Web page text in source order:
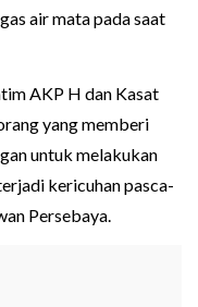
air mata pada saat
AKP H dan Kasat
yang memberi
untuk melakukan
kericuhan pasca-
Persebaya.